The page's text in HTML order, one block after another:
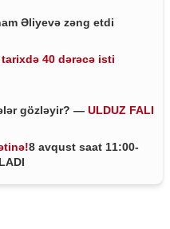
Əliyevə zəng etdi
40 dərəcə isti
gözləyir? — ULDUZ FALI
8 avqust saat 11:00-